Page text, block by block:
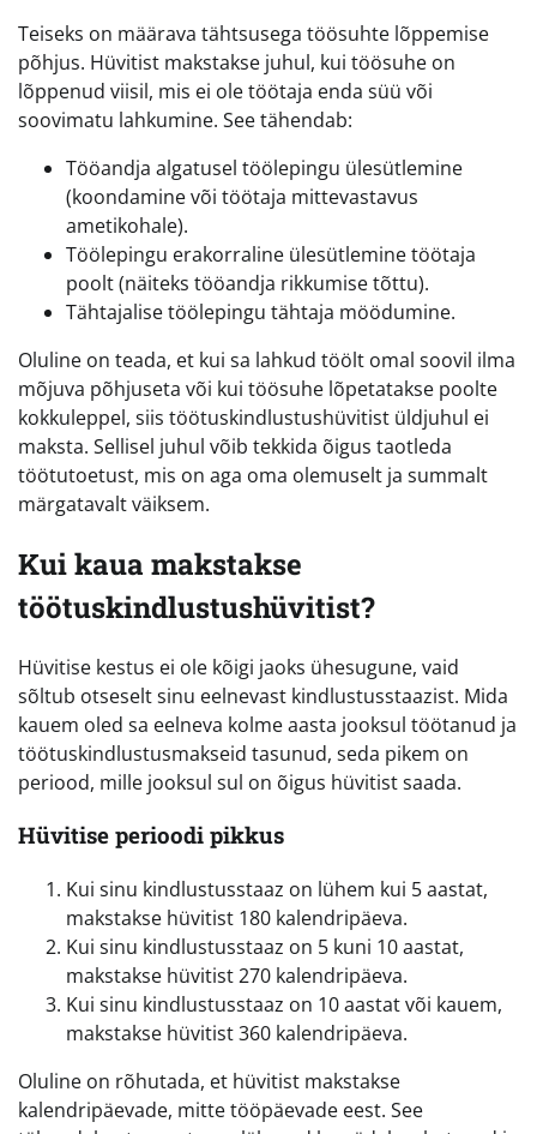
Teiseks on määrava tähtsusega töösuhte lõppemise
põhjus. Hüvitist makstakse juhul, kui töösuhe on
lõppenud viisil, mis ei ole töötaja enda süü või
soovimatu lahkumine. See tähendab:
Tööandja algatusel töölepingu ülesütlemine
(koondamine või töötaja mittevastavus
ametikohale).
Töölepingu erakorraline ülesütlemine töötaja
poolt (näiteks tööandja rikkumise tõttu).
Tähtajalise töölepingu tähtaja möödumine.
Oluline on teada, et kui sa lahkud töölt omal soovil ilma
mõjuva põhjuseta või kui töösuhe lõpetatakse poolte
kokkuleppel, siis töötuskindlustushüvitist üldjuhul ei
maksta. Sellisel juhul võib tekkida õigus taotleda
töötutoetust, mis on aga oma olemuselt ja summalt
märgatavalt väiksem.
Kui kaua makstakse
töötuskindlustushüvitist?
Hüvitise kestus ei ole kõigi jaoks ühesugune, vaid
sõltub otseselt sinu eelnevast kindlustusstaazist. Mida
kauem oled sa eelneva kolme aasta jooksul töötanud ja
töötuskindlustusmakseid tasunud, seda pikem on
periood, mille jooksul sul on õigus hüvitist saada.
Hüvitise perioodi pikkus
Kui sinu kindlustusstaaz on lühem kui 5 aastat,
makstakse hüvitist 180 kalendripäeva.
Kui sinu kindlustusstaaz on 5 kuni 10 aastat,
makstakse hüvitist 270 kalendripäeva.
Kui sinu kindlustusstaaz on 10 aastat või kauem,
makstakse hüvitist 360 kalendripäeva.
Oluline on rõhutada, et hüvitist makstakse
kalendripäevade, mitte tööpäevade eest. See